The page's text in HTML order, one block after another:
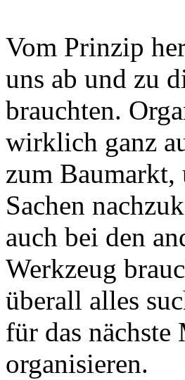
Vom Prinzip
uns ab und zu
brauchten.
wirklich ganz
zum Baumarkt,
Sachen
auch bei den
Werkzeug
überall alles
für das
organisieren.